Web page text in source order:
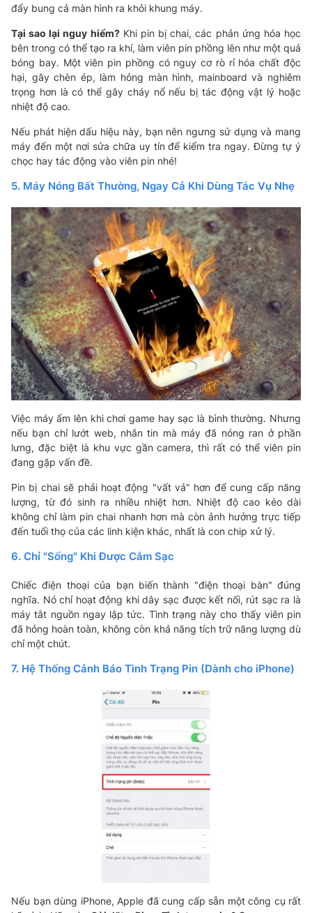
đẩy bung cả màn hình ra khỏi khung máy.
Tại sao lại nguy hiểm?Khi pin bị chai, các phản ứng hóa học
bên trong có thể tạo ra khí, làm viên pin phồng lên như một quả
bóng bay. Một viên pin phồng có nguy cơ rò rỉ hóa chất độc
hại, gây chèn ép, làm hỏng màn hình, mainboard và nghiêm
trọng hơn là có thể gây cháy nổ nếu bị tác động vật lý hoặc
nhiệt độ cao.
Nếu phát hiện dấu hiệu này, bạn nên ngưng sử dụng và mang
máy đến một nơi sửa chữa uy tín để kiểm tra ngay. Đừng tự ý
chọc hay tác động vào viên pin nhé!
5. Máy Nóng Bất Thường, Ngay Cả Khi Dùng Tác Vụ Nhẹ
Việc máy ấm lên khi chơi game hay sạc là bình thường. Nhưng
nếu bạn chỉ lướt web, nhắn tin mà máy đã nóng ran ở phần
lưng, đặc biệt là khu vực gần camera, thì rất có thể viên pin
đang gặp vấn đề.
Pin bị chai sẽ phải hoạt động "vất vả" hơn để cung cấp năng
lượng, từ đó sinh ra nhiều nhiệt hơn. Nhiệt độ cao kéo dài
không chỉ làm pin chai nhanh hơn mà còn ảnh hưởng trực tiếp
đến tuổi thọ của các linh kiện khác, nhất là con chip xử lý.
6. Chỉ "Sống" Khi Được Cắm Sạc
Chiếc điện thoại của bạn biến thành "điện thoại bàn" đúng
nghĩa. Nó chỉ hoạt động khi dây sạc được kết nối, rút sạc ra là
máy tắt nguồn ngay lập tức. Tình trạng này cho thấy viên pin
đã hỏng hoàn toàn, không còn khả năng tích trữ năng lượng dù
chỉ một chút.
7. Hệ Thống Cảnh Báo Tình Trạng Pin (Dành cho iPhone)
Nếu bạn dùng iPhone, Apple đã cung cấp sẵn một công cụ rất